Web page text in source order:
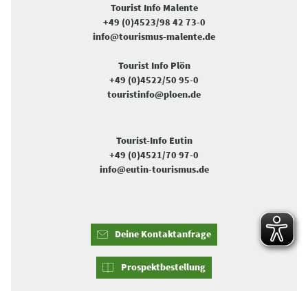
Tourist Info Malente
+49 (0)4523/98 42 73-0
info@tourismus-malente.de
Tourist Info Plön
+49 (0)4522/50 95-0
touristinfo@ploen.de
Tourist-Info Eutin
+49 (0)4521/70 97-0
info@eutin-tourismus.de
Deine Kontaktanfrage
Prospektbestellung